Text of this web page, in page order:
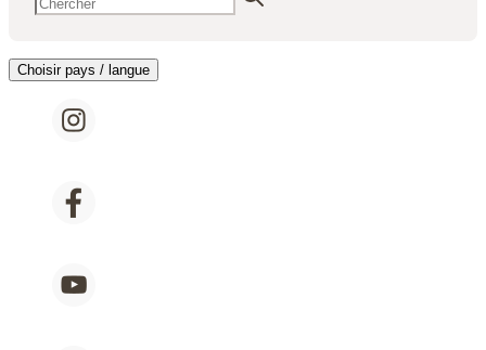
Choisir pays / langue